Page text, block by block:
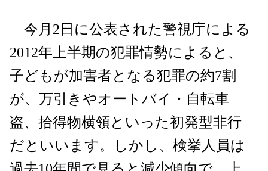
今月2日に公表された警視庁による
2012年上半期の犯罪情勢によると、
子どもが加害者となる犯罪の約7割
が、万引きやオートバイ・自転車
盗、拾得物横領といった初発型非行
だといいます。しかし、検挙人員は